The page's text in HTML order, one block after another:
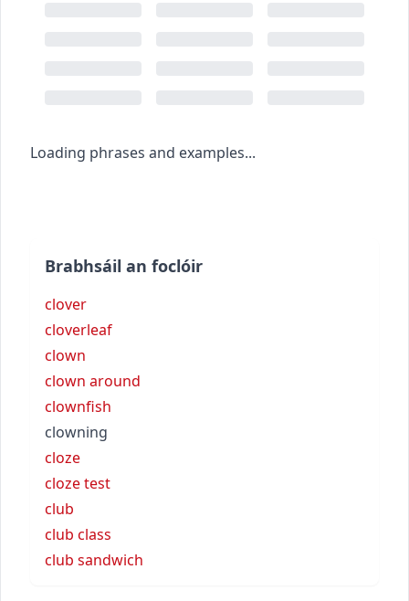
Loading phrases and examples...
Brabhsáil an foclóir
clover
cloverleaf
clown
clown around
clownfish
clowning
cloze
cloze test
club
club class
club sandwich